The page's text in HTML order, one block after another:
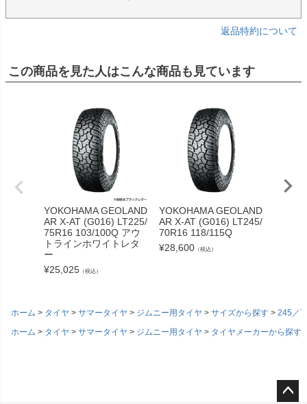
返品特約について
この商品を見た人はこんな商品も見ています
YOKOHAMA GEOLAND
AR X-AT (G016) LT225/
75R16 103/100Q アウ
トラインホワイトレタ
ー
¥25,025 （税込）
YOKOHAMA GEOLAND
AR X-AT (G016) LT245/
70R16 118/115Q
¥28,600 （税込）
ホーム タイヤ サマータイヤ ジムニー用タイヤ サイズから探す
245／
ホーム
タイヤ サマータイヤ ジムニー用タイヤ タイヤメーカーから探す